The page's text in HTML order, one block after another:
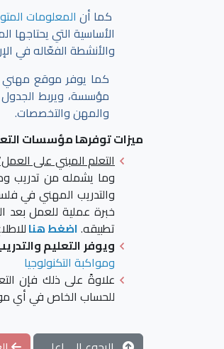
كما أن المعلومات
الأساسية التي يحتاجها
والأنشطة الفعّاله في
كما يوفر موقع مهني
مؤسسة، ويربط الجدول
والمهن والتخصصات.
ميزات توفرها مؤسسات
التعلم المبني على
وما يشمله من تدريب
والتدريب المهني في
خبرة عملية للعمل بعد
تطبيقه.اضغط هنا
ويوفر التعليم
ومواكبة التكنولوجيا
علاوةً على ذلك فإن
للحساب الخاص في أي